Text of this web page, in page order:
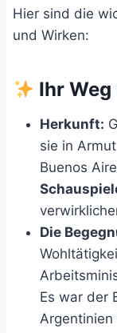
Hier sind die
und Wirken:
Ihr
Herkunft:
sie in
Buenos
Die
Es war der